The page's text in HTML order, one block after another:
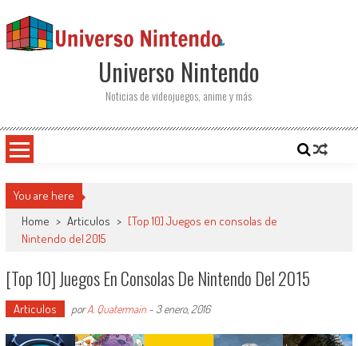
Universo Nintendo
Noticias de videojuegos, anime y más
You are here
Home > Articulos > [Top 10] Juegos en consolas de
Nintendo del 2015
[Top 10] Juegos En Consolas De Nintendo Del 2015
Articulos porA. Quatermain- 3 enero, 2016